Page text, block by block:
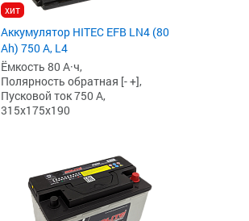
хит
Аккумулятор HITEC EFB LN4 (80
Ah) 750 А, L4
Ёмкость 80 А·ч,
Полярность обратная [- +],
Пусковой ток 750 А,
315x175x190